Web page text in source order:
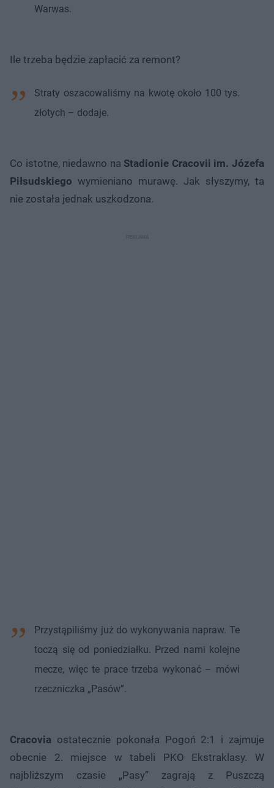
Warwas.
Ile trzeba będzie zapłacić za remont?
Straty oszacowaliśmy na kwotę około 100 tys.
złotych – dodaje.
Co istotne, niedawno na Stadionie Cracovii im. Józefa
Piłsudskiego wymieniano murawę. Jak słyszymy, ta
nie została jednak uszkodzona.
Przystąpiliśmy już do wykonywania napraw. Te
toczą się od poniedziałku. Przed nami kolejne
mecze, więc te prace trzeba wykonać – mówi
rzeczniczka „Pasów”.
Cracovia ostatecznie pokonała Pogoń 2:1 i zajmuje
obecnie 2. miejsce w tabeli PKO Ekstraklasy. W
najbliższym czasie „Pasy” zagrają z Puszczą